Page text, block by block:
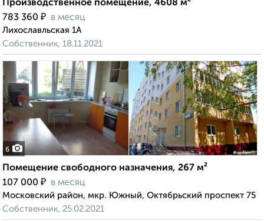
Производственное помещение, 4608 м²
783 360 ₽ в месяц
Лихославльская 1А
Собственник, 18.11.2021
6
Помещение свободного назначения, 267 м²
107 000 ₽ в месяц
Московский район, мкр. Южный, Октябрьский проспект 75
Собственник, 25.02.2021